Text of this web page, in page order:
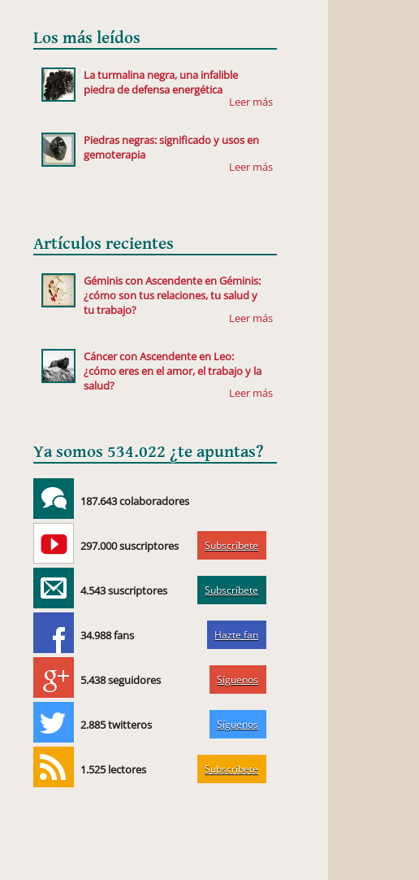
Los más leídos
La turmalina negra, una infalible
piedra de defensa energética
Piedras negras: significado y usos en
gemoterapia
Artículos recientes
Géminis con Ascendente en Géminis:
¿cómo son tus relaciones, tu salud y
tu trabajo?
Cáncer con Ascendente en Leo:
¿cómo eres en el amor, el trabajo y la
salud?
Ya somos 534.022 ¿te apuntas?
187.643 colaboradores
297.000 suscriptores Subscríbete
4.543 suscriptores Subscríbete
34.988 fans Hazte fan
5.438 seguidores Síguenos
2.885 twitteros Síguenos
1.525 lectores Subscríbete